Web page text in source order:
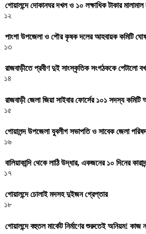
গোয়ালন্দে দোকানঘর দখল ও ১০ লক্ষাধিক টাকার
১২
পাংশা উপজেলা ও পৌর কৃষক দলের আহবায়ক কমিটি
১৩
রাজবাড়ীতে প্রবীণ দুই সাংস্কৃতিক সংগঠককে পেটালো
১৪
রাজবাড়ী জেলা জিয়া সাইবার ফোর্সের ১০১ সদস্য
১৫
গোয়ালন্দ উপজেলা যুবলীগ সভাপতি ও সাবেক জেলা
১৬
বালিয়াকান্দি থেকে লাঠি উদ্ধার, একজনের ১০ দিনের
১৭
গোয়ালন্দে চোলাই মদসহ দুইজন গ্রেপ্তার
১৮
গোয়ালন্দে বহুতল মার্কেট নির্মাণের শুরুতেই অনিয়ম! কাজ